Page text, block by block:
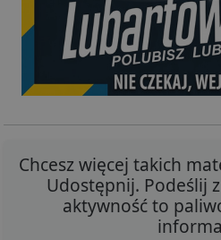
Chcesz więcej takich
Udostępnij. Podeślij
aktywność to